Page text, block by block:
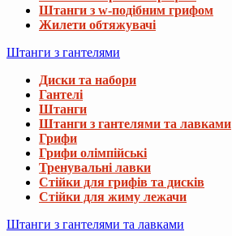
Штанги з w-подібним грифом
Жилети обтяжувачі
Штанги з гантелями
Диски та набори
Гантелі
Штанги
Штанги з гантелями та лавками
Грифи
Грифи олімпійські
Тренувальні лавки
Стійки для грифів та дисків
Стійки для жиму лежачи
Штанги з гантелями та лавками